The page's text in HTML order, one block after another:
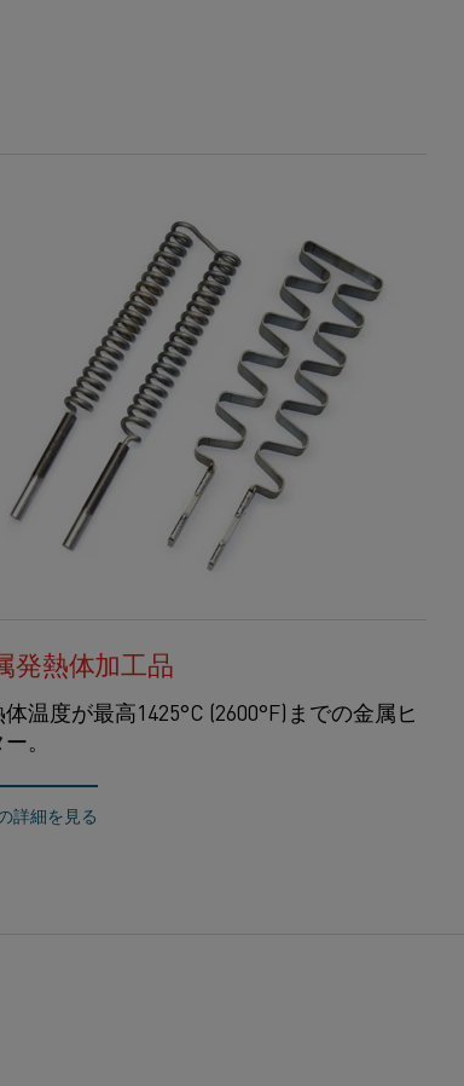
発熱体加工品
温度が最高1425°C (2600°F)までの金属ヒ
。
詳細を見る